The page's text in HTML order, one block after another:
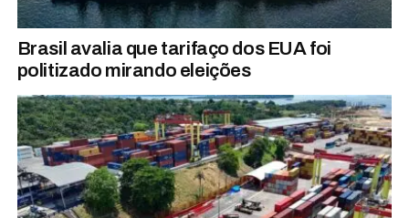
Brasil avalia que tarifaço dos EUA foi
politizado mirando eleições